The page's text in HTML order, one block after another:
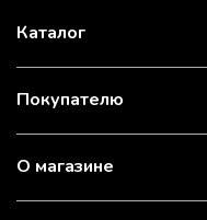
Каталог
Покупателю
О магазине